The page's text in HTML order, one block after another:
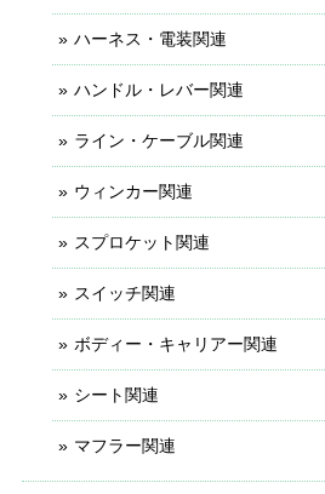
ハーネス・電装関連
ハンドル・レバー関連
ライン・ケーブル関連
ウィンカー関連
スプロケット関連
スイッチ関連
ボディー・キャリアー関連
シート関連
マフラー関連